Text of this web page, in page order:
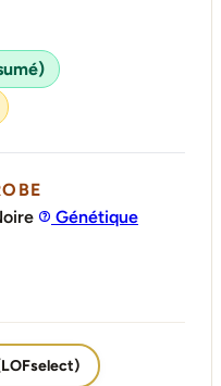
Génétique